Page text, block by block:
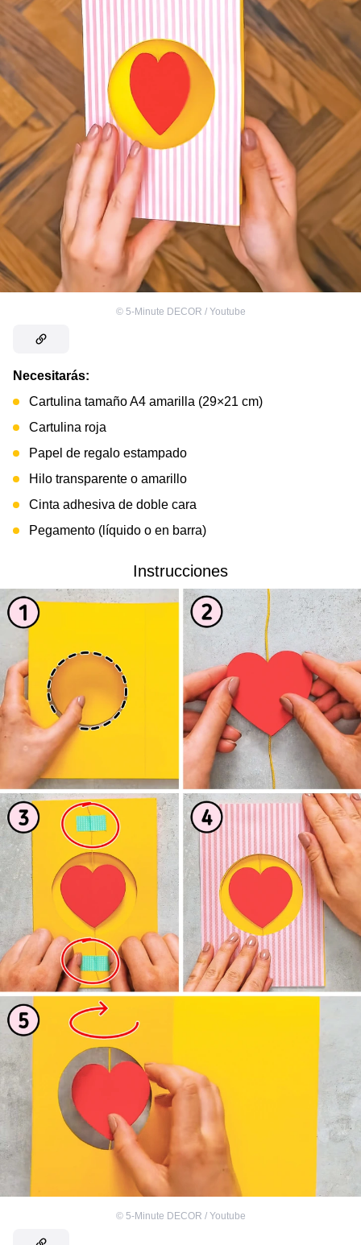
© 5-Minute DECOR / Youtube
Necesitarás:
Cartulina tamaño A4 amarilla (29×21 cm)
Cartulina roja
Papel de regalo estampado
Hilo transparente o amarillo
Cinta adhesiva de doble cara
Pegamento (líquido o en barra)
Instrucciones
© 5-Minute DECOR / Youtube